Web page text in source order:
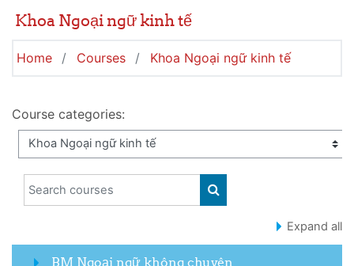
Khoa Ngoại ngữ kinh tế
Home Courses Khoa Ngoại ngữ kinh tế
Course categories:
Search courses
SEARCH COURSES
Expand all
BM Ngoại ngữ không chuyên